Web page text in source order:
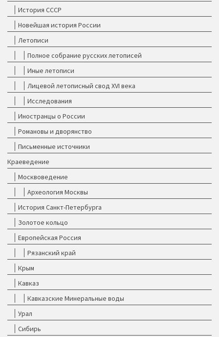
История СССР
Новейшая история России
Летописи
Полное собрание русских летописей
Иные летописи
Лицевой летописный свод XVI века
Исследования
Иностранцы о России
Романовы и дворянство
Письменные источники
Краеведение
Москвоведение
Археология Москвы
История Санкт-Петербурга
Золотое кольцо
Европейская Россия
Рязанский край
Крым
Кавказ
Кавказские Минеральные воды
Урал
Сибирь